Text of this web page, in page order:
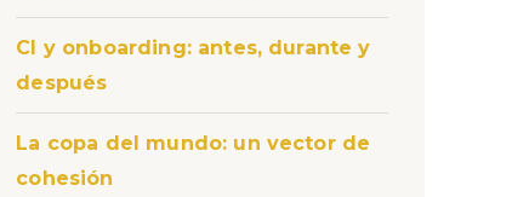
CI y onboarding: antes, durante y
después
La copa del mundo: un vector de
cohesión